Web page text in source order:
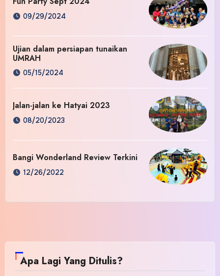
09/29/2024
Ujian dalam persiapan tunaikan
UMRAH
05/15/2024
Jalan-jalan ke Hatyai 2023
08/20/2023
Bangi Wonderland Review Terkini
12/26/2022
Apa Lagi Yang Ditulis?